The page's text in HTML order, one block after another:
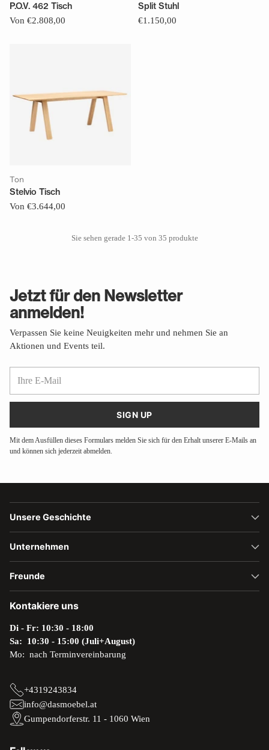
P.O.V. 462 Tisch
Von €2.808,00
Split Stuhl
€1.150,00
Ton
Stelvio Tisch
Von €3.644,00
Sie sehen gerade 1-35 von 35 produkte
Jetzt für den Newsletter
anmelden!
Verpassen Sie keine Neuigkeiten mehr und nehmen Sie an
Aktionen und Events teil.
SIGN UP
Mit dem Ausfüllen dieses Formulars melden Sie sich für den Erhalt unserer E-Mails an
und können sich jederzeit abmelden.
Unsere Geschichte
Unternehmen
Freunde
Kontakiere uns
Di - Fr: 10:30 - 18:00
Sa: 10:30 - 15:00 (Juli+August)
Mo: nach Terminvereinbarung
+4319243834
info@dasmoebel.at
Gumpendorferstr. 11 - 1060 Wien